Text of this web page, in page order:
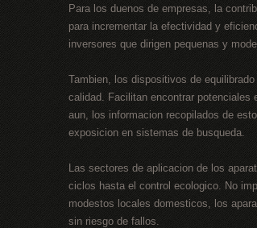
Para los duenos de empresas, la
para incrementar la efectividad y
inversores que dirigen pequenas y
Tambien, los dispositivos de
calidad. Facilitan encontrar
aun, los informacion recopilados de
exposicion en sistemas de busqueda.
Las sectores de aplicacion de los
ciclos hasta el control ecologico. No
modestos locales domesticos, los
sin riesgo de fallos.